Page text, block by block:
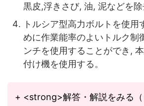
黒皮,浮きさび, 油, 泥などを除
トルシア型高力ボルトを使用
めに作業能率のよいトルク制
ンチを使用することができ,
付け機を使用する。
+ <strong>解答・解説をみる（